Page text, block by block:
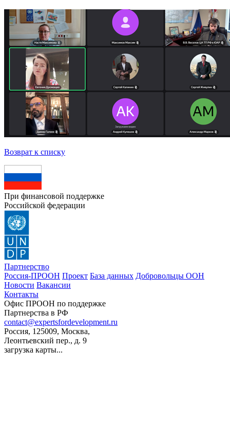
Возврат к списку
При финансовой поддержке
Российской федерации
Партнерство
Россия-ПРООН Проект База данных Добровольцы ООН
Новости Вакансии
Контакты
Офис ПРООН по поддержке
Партнерства в РФ
contact@expertsfordevelopment.ru
Россия, 125009, Москва,
Леонтьевский пер., д. 9
загрузка карты...